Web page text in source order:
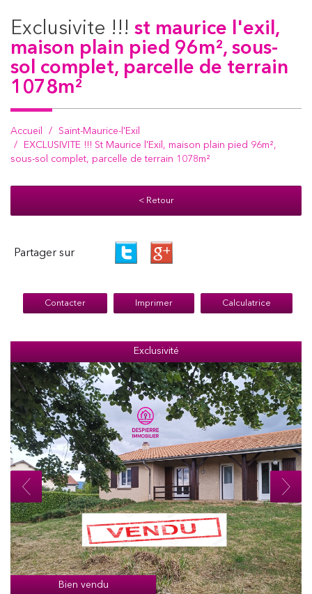
exclusivite !!! st maurice l'exil,
maison plain pied 96m², sous-
sol complet, parcelle de terrain
1078m²
Accueil
Saint-Maurice-l'Exil
EXCLUSIVITE !!! St Maurice l'Exil, maison plain pied 96m²,
sous-sol complet, parcelle de terrain 1078m²
< Retour
Partager sur
Contacter Imprimer Calculatrice
Bien vendu
Exclusivité